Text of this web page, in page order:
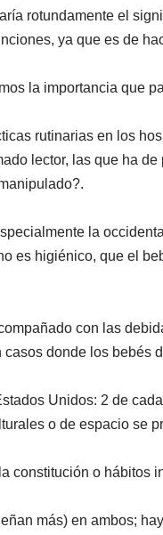
rotundamente el
ya que es de
la importancia que
rutinarias en los
lector, las que ha de
la
es higiénico, que el
con las
donde los bebés
Unidos: 2 de
o de espacio se
constitución o hábitos
más) en ambos;